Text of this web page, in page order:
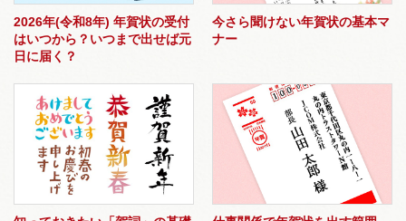
2026年(令和8年) 年賀状の受付
はいつから？いつまで出せば元
日に届く？
今さら聞けない年賀状の基本マ
ナー